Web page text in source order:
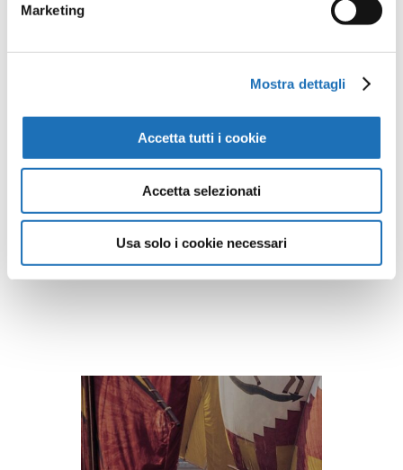
Marketing
Mostra dettagli
Accetta tutti i cookie
Accetta selezionati
Usa solo i cookie necessari
Virtuale
opere della collezione d’arte di
Cesenatico nella Galleria Virtuale:
un viaggio artistico senza confini.
Guarda tutte le opere